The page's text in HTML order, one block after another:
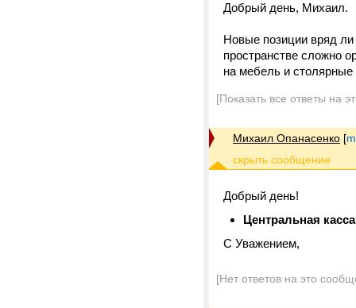
Добрый день, Михаил.
Новые позиции вряд
пространстве сложно
на мебель и столярные
[Показать все ответы на
Михаил Опанасенко [
Добрый день!
Центральная
С Уважением,
[Нет ответов на это